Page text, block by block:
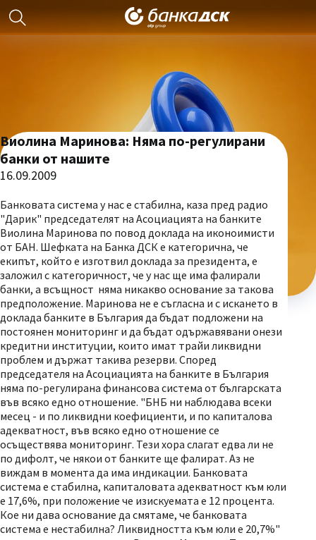
Виолина Маринова: Няма по-регулирани
банки от нашите
16.09.2009
Банковата система у нас е стабилна, каза пред радио
"Дарик" председателят на Асоциацията на банките
Виолина Маринова по повод доклада на иконоимисти
от БАН. Шефката на Банка ДСК е категорична, че
екипът, който е изготвил доклада за президента, е
заложил с категоричност, че у нас ще има фалирали
банки, а всъщност няма никакво основание за такова
предположение. Маринова не е съгласна и с искането в
доклада банките в България да бъдат подложени на
постоянен мониторинг и да бъдат одържавявани онези
кредитни институции, които имат трайи ликвидни
проблем и държат такива резерви. Според
председателя на Асоциацията на банките в България
няма по-регулирана финансова система от българската
във всяко едно отношение. "БНБ ни наблюдава всеки
месец - и по ликвидни коефициенти, и по капиталова
адекватност, във всяко едно отношение се
осъществява мониторинг. Тези хора слагат едва ли не
по дифолт, че някои от банките ще фалират. Аз не
виждам в момента да има индикации. Банковата
система е стабилна, капиталовата адекватност към юли
е 17,6%, при положение че изискуемата е 12 процента.
Кое ни дава основание да смятаме, че банковата
система е нестабилна? Ликвидността към юли е 20,7%"